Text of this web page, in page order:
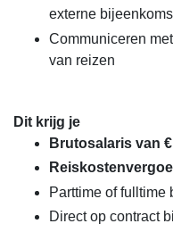
externe
Communiceren
van reizen
Dit krijg je
Brutosalaris van
Parttime of fulltime
Direct op contract